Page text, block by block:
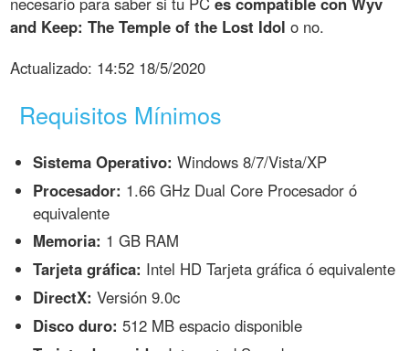
and Keep: The Temple of the Lost Idol o no.
Actualizado: 14:52 18/5/2020
Requisitos Mínimos
Sistema Operativo: Windows 8/7/Vista/XP
Procesador: 1.66 GHz Dual Core Procesador ó
equivalente
Memoria: 1 GB RAM
Tarjeta gráfica: Intel HD Tarjeta gráfica ó equivalente
DirectX: Versión 9.0c
Disco duro: 512 MB espacio disponible